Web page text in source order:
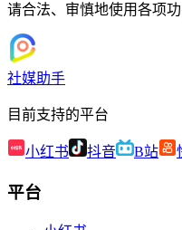
请合法、审慎地使用各项功
社媒助手
目前支持的平台
小红书 抖音 B站
平台